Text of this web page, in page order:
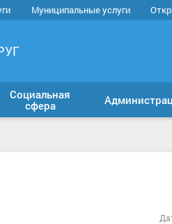
Муниципальные услуги
Социальная
сфера